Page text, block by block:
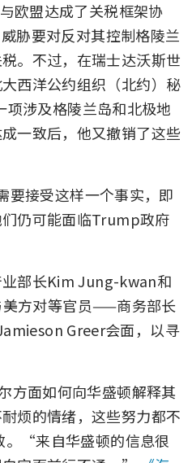
欧盟达成了关税框架协
胁要对反对其控制格陵兰
。不过，在瑞士达沃斯世
西洋公约组织（北约）秘
涉及格陵兰岛和北极地
一致后，他又撤销了这些
接受这样一个事实，即
仍可能面临Trump政府
部长Kim Jung-kwan和
方对等官员——商务部长
Greer会面，以寻
方面如何向华盛顿解释其
烦的情绪，这些努力都不
“来自华盛顿的信息很